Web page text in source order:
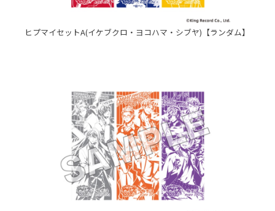
ヒプマイセットA(イケブクロ・ヨコハマ・シブヤ)【ランダム】